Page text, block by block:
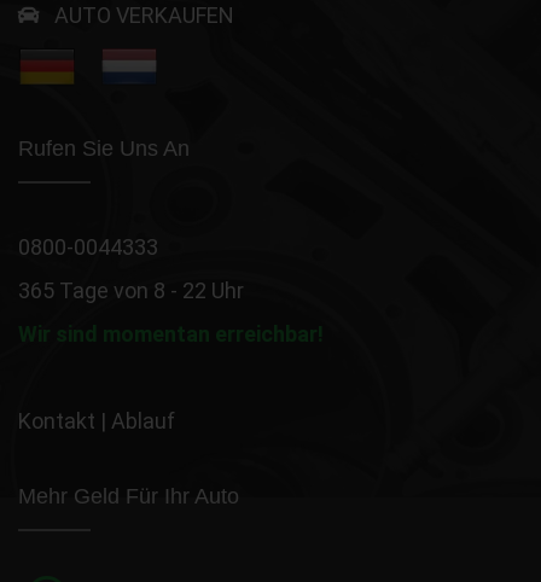
AUTO VERKAUFEN
Rufen Sie Uns An
0800-0044333
365 Tage von 8 - 22 Uhr
Wir sind momentan erreichbar!
Kontakt | Ablauf
Mehr Geld Für Ihr Auto